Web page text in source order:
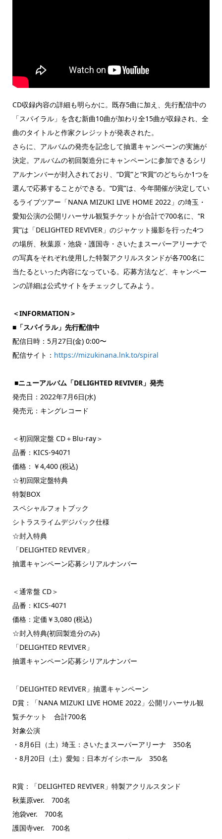
CD収録内容の詳細も明らかに。既存5曲に加え、先行配信中の
「スパイラル」を含む新曲10曲が加わり全15曲が収録され、全
曲のタイトルと作家クレジットが発表された。
さらに、アルバムの発売を記念して抽選キャンペーンの実施が
決定。アルバムの初回製造分にキャンペーンに参加できるシリ
アルナンバーが封入されており、“D賞”と“R賞”のどちらか1つを
選んで応募することができる。“D賞”は、今年開催が決定してい
るライブツアー「NANA MIZUKI LIVE HOME 2022」の埼玉・
愛知公演の公開リハーサル観覧チケットが合計で700名に、“R
賞”は「DELIGHTED REVIVER」のジャケット撮影を行った4つ
の場所、秋葉原・池袋・護国寺・さいたまスーパーアリーナで
の写真をそれぞれ使用した特製アクリルスタンドが各700名に
当たるといった内容になっている。応募方法など、キャンペー
ンの詳細は公式サイトをチェックしてみよう。
＜INFORMATION＞
■「スパイラル」先行配信中
配信日時：5月27日(金) 0:00〜
配信サイト： https://mizukinana.lnk.to/spiral
■ニューアルバム「DELIGHTED REVIVER」発売
発売日：2022年7月6日(水)
発売元：キングレコード
＜初回限定盤 CD＋Blu-ray＞
品番：KICS-94071
価格：￥4,400 (税込)
☆初回限定盤特典
特製BOX
スペシャルフォトブック
シトラスライムデジパック仕様
☆封入特典
「DELIGHTED REVIVER」
抽選キャンペーン応募シリアルナンバー
＜通常盤 CD＞
品番：KICS-4071
価格：定価￥3,080 (税込)
☆封入特典(初回製造分のみ)
「DELIGHTED REVIVER」
抽選キャンペーン応募シリアルナンバー
「DELIGHTED REVIVER」抽選キャンペーン
D賞：「NANA MIZUKI LIVE HOME 2022」公開リハーサル観
覧チケット 合計700名
対象公演
・8月6日（土）埼玉：さいたまスーパーアリーナ 350名
・8月20日（土）愛知：日本ガイシホール 350名
R賞：「DELIGHTED REVIVER」特製アクリルスタンド
秋葉原ver. 700名
池袋ver. 700名
護国寺ver. 700名